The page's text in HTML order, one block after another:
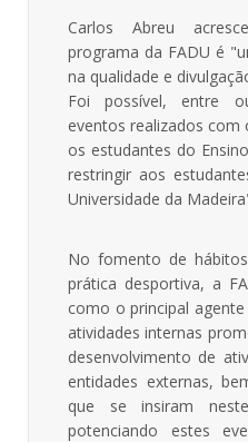
Carlos Abreu
programa da FADU é
na qualidade e
Foi possível, entre
eventos realizados
os estudantes do
restringir aos
Universidade da
No fomento de
prática desportiva, a
como o principal
atividades internas
desenvolvimento de
entidades externas,
que se insiram
potenciando estes